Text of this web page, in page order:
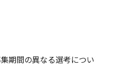
期間の異なる選考につい